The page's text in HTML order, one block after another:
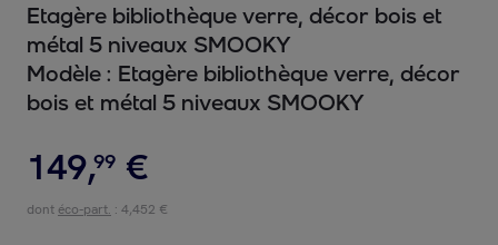
Etagère bibliothèque verre, décor bois et
métal 5 niveaux SMOOKY
Modèle : Etagère bibliothèque verre, décor
bois et métal 5 niveaux SMOOKY
149,99 €
dont éco-part. : 4,452 €